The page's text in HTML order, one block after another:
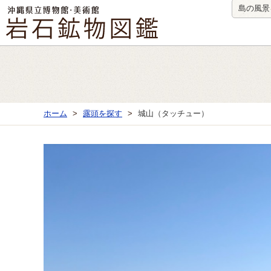
島の風
ホーム 露頭を探す 城山（タッチュー）